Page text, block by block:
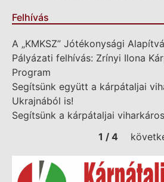
Felhívás
A „KMKSZ” Jótékonysági
Pályázati felhívás: Zrínyi Ilona
Program
Segítsünk együtt a kárpátaljai
Ukrajnából is!
Segítsünk a kárpátaljai
1 / 4